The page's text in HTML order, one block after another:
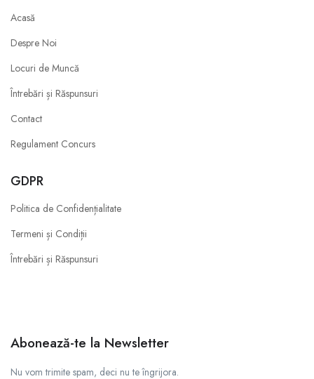
Acasă
Despre Noi
Locuri de Muncă
Întrebări și Răspunsuri
Contact
Regulament Concurs
GDPR
Politica de Confidențialitate
Termeni și Condiții
Întrebări și Răspunsuri
Abonează-te la Newsletter
Nu vom trimite spam, deci nu te îngrijora.